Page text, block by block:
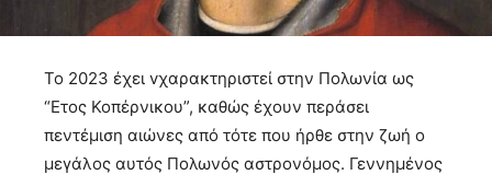
Το 2023 έχει vχαρακτηριστεί στην Πολωνία ως
“Ετος Κοπέρνικου”, καθώς έχουν περάσει
πεντέμιση αιώνες από τότε που ήρθε στην ζωή ο
μεγάλος αυτός Πολωνός αστρονόμος. Γεννημένος